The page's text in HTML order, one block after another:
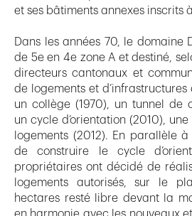
et ses bâtiments annexes inscrits
Dans les années 70, le domaine
de 5e en 4e zone A et destiné,
directeurs cantonaux et
de logements et d’infrastructures
un collège (1970), un tunnel de
un cycle d’orientation (2010),
logements (2012). En parallèle
de construire le cycle
propriétaires ont décidé de
logements autorisés, sur le
hectares resté libre devant la